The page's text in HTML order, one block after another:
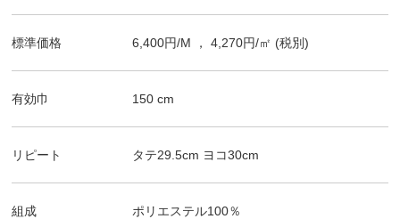
標準価格 6,400円/M ，4,270円/㎡ (税別)
有効巾 150 cm
リピート タテ29.5cm ヨコ30cm
組成 ポリエステル100％